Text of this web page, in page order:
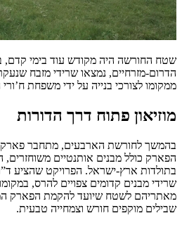
שטח החורשה היה מקודש עוד בימי קדם,
הדרום-מזרחיים, נמצאו שרידי מזבח
ממקומו לצורכי בנייה על ידי משפחת
מוזיאון פתוח דרך הדורות
בהמשך לחורשת הארבעים, מתחבר פארק
הפארק כולל מבנים אותנטיים משוחזרים,
בתולדות ארץ-ישראל. הפרויקט שהציע
שרידי מבנים קדומים צפויים להרס,
מאתריהם לשטח שיועד להקמת הפארק
שבילים מוקפים חורש וצמחייה טבעית.